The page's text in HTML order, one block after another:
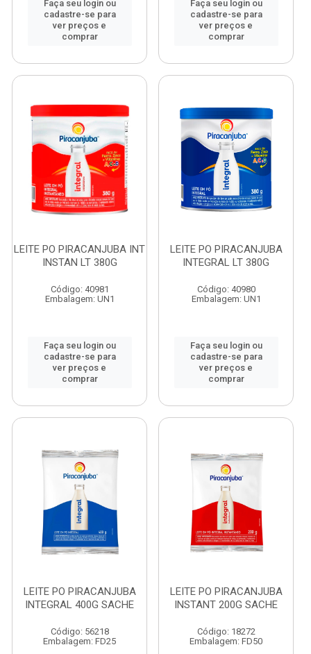
Faça seu login ou
cadastre-se para
ver preços e
comprar
Faça seu login ou
cadastre-se para
ver preços e
comprar
LEITE PO PIRACANJUBA INT
INSTAN LT 380G
Código: 40981
Embalagem: UN1
Faça seu login ou
cadastre-se para
ver preços e
comprar
LEITE PO PIRACANJUBA
INTEGRAL LT 380G
Código: 40980
Embalagem: UN1
Faça seu login ou
cadastre-se para
ver preços e
comprar
LEITE PO PIRACANJUBA
INTEGRAL 400G SACHE
Código: 56218
Embalagem: FD25
LEITE PO PIRACANJUBA
INSTANT 200G SACHE
Código: 18272
Embalagem: FD50